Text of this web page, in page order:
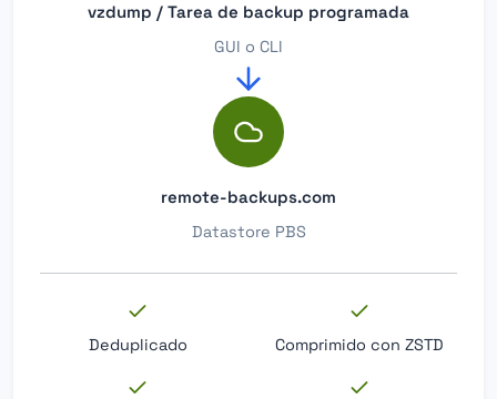
vzdump / Tarea de backup programada
GUI o CLI
remote-backups.com
Datastore PBS
Deduplicado Comprimido con ZSTD